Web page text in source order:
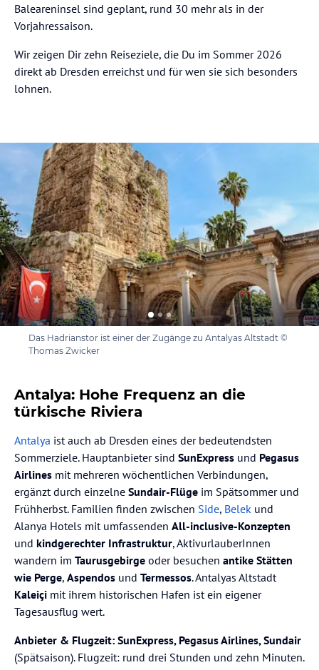
Baleareninsel sind geplant, rund 30 mehr als in der
Vorjahressaison.
Wir zeigen Dir zehn Reiseziele, die Du im Sommer 2026
direkt ab Dresden erreichst und für wen sie sich besonders
lohnen.
Das Hadrianstor ist einer der Zugänge zu Antalyas Altstadt ©
Thomas Zwicker
Antalya: Hohe Frequenz an die
türkische Riviera
Antalya ist auch ab Dresden eines der bedeutendsten
Sommerziele. Hauptanbieter sind SunExpress und Pegasus
Airlines mit mehreren wöchentlichen Verbindungen,
ergänzt durch einzelne Sundair-Flüge im Spätsommer und
Frühherbst. Familien finden zwischen Side, Belek und
Alanya Hotels mit umfassenden All-inclusive-Konzepten
und kindgerechter Infrastruktur, AktivurlauberInnen
wandern im Taurusgebirge oder besuchen antike Stätten
wie Perge, Aspendos und Termessos. Antalyas Altstadt
Kaleiçi mit ihrem historischen Hafen ist ein eigener
Tagesausflug wert.
Anbieter & Flugzeit: SunExpress, Pegasus Airlines, Sundair
(Spätsaison). Flugzeit: rund drei Stunden und zehn Minuten.